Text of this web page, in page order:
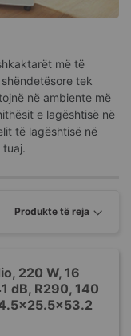
më të
tek
në ambiente më
e lagështisë në
të lagështisë në
tuaj.
220 W, 16
dB, R290, 140